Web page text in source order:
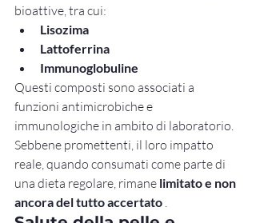
bioattive, tra cui:
Lisozima
Lattoferrina
Immunoglobuline
Questi composti sono associati a
funzioni antimicrobiche e
immunologiche in ambito di laboratorio.
Sebbene promettenti, il loro impatto
reale, quando consumati come parte di
una dieta regolare, rimane limitato e non
ancora del tutto accertato .